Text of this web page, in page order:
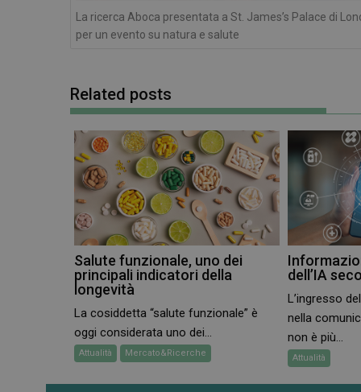
La ricerca Aboca presentata a St. James’s Palace di
per un evento su natura e salute
Related posts
Salute funzionale, uno dei
principali indicatori della
longevità
La cosiddetta “salute funzionale” è
oggi considerata uno dei...
Attualità Mercato&Ricerche
dell’IA
L’ingresso
nella
non è più...
Attualità
I cookie necessari
e l'accesso alle aree
_ga_RV9MB13F2Q
_ga